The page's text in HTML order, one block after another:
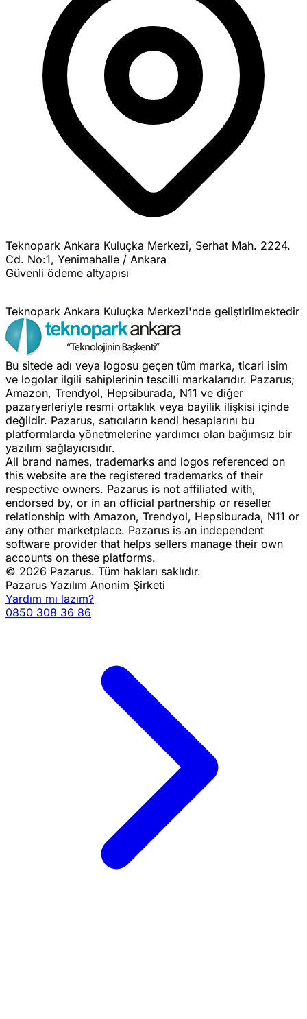
Teknopark Ankara Kuluçka Merkezi, Serhat Mah. 2224.
Cd. No:1, Yenimahalle / Ankara
Güvenli ödeme altyapısı
Teknopark Ankara Kuluçka Merkezi'nde geliştirilmektedir
Bu sitede adı veya logosu geçen tüm marka, ticari isim
ve logolar ilgili sahiplerinin tescilli markalarıdır. Pazarus;
Amazon, Trendyol, Hepsiburada, N11 ve diğer
pazaryerleriyle resmi ortaklık veya bayilik ilişkisi içinde
değildir. Pazarus, satıcıların kendi hesaplarını bu
platformlarda yönetmelerine yardımcı olan bağımsız bir
yazılım sağlayıcısıdır.
All brand names, trademarks and logos referenced on
this website are the registered trademarks of their
respective owners. Pazarus is not affiliated with,
endorsed by, or in an official partnership or reseller
relationship with Amazon, Trendyol, Hepsiburada, N11 or
any other marketplace. Pazarus is an independent
software provider that helps sellers manage their own
accounts on these platforms.
© 2026 Pazarus. Tüm hakları saklıdır.
Pazarus Yazılım Anonim Şirketi
Yardım mı lazım?
0850 308 36 86